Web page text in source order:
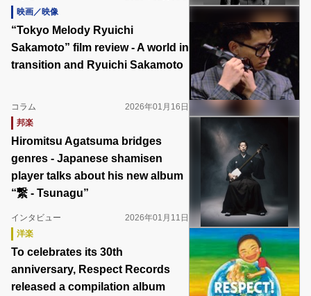
映画／映像
“Tokyo Melody Ryuichi
Sakamoto” film review - A world in
transition and Ryuichi Sakamoto
コラム
2026年01月16日
邦楽
Hiromitsu Agatsuma bridges
genres - Japanese shamisen
player talks about his new album
“繋 - Tsunagu”
インタビュー
2026年01月11日
洋楽
To celebrates its 30th
anniversary, Respect Records
released a compilation album